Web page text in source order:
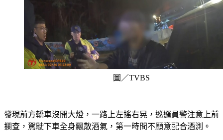
圖／TVBS
攔查，駕駛下車全身飄散酒氣，第一時間不願意配合酒測。